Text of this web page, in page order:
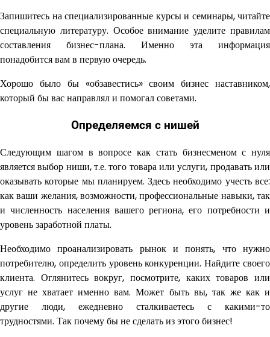
Запишитесь на специализированные курсы и семинары, читайте
специальную литературу. Особое внимание уделите правилам
составления бизнес-плана. Именно эта информация
понадобится вам в первую очередь.
Хорошо было бы «обзавестись» своим бизнес наставником,
который бы вас направлял и помогал советами.
Определяемся с нишей
Следующим шагом в вопросе как стать бизнесменом с нуля
является выбор ниши, т.е. того товара или услуги, продавать или
оказывать которые мы планируем. Здесь необходимо учесть все:
как ваши желания, возможности, профессиональные навыки, так
и численность населения вашего региона, его потребности и
уровень заработной платы.
Необходимо проанализировать рынок и понять, что нужно
потребителю, определить уровень конкуренции. Найдите своего
клиента. Оглянитесь вокруг, посмотрите, каких товаров или
услуг не хватает именно вам. Может быть вы, так же как и
другие люди, ежедневно сталкиваетесь с какими-то
трудностями. Так почему бы не сделать из этого бизнес!